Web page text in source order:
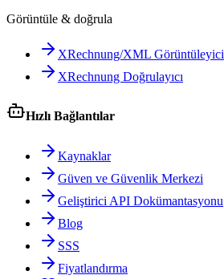
Görüntüle & doğrula
XRechnung/XML Görüntüleyici
XRechnung Doğrulayıcı
Hızlı Bağlantılar
Kaynaklar
Güven ve Güvenlik Merkezi
Geliştirici API Dokümantasyonu
Blog
SSS
Fiyatlandırma